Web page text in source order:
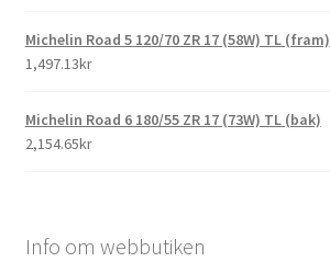
Michelin Road 5 120/70 ZR 17 (58W) TL (fram)
1,497.13kr
Michelin Road 6 180/55 ZR 17 (73W) TL (bak)
2,154.65kr
Info om webbutiken